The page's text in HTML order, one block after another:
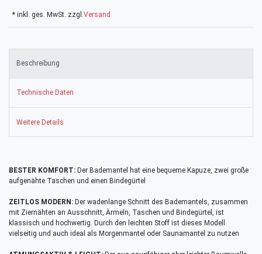
* inkl. ges. MwSt. zzgl. Versand
Beschreibung
Technische Daten
Weitere Details
BESTER KOMFORT: Der Bademantel hat eine bequeme Kapuze, zwei große
aufgenähte Taschen und einen Bindegürtel
ZEITLOS MODERN: Der wadenlange Schnitt des Bademantels, zusammen
mit Ziernähten an Ausschnitt, Ärmeln, Taschen und Bindegürtel, ist
klassisch und hochwertig. Durch den leichten Stoff ist dieses Modell
vielseitig und auch ideal als Morgenmantel oder Saunamantel zu nutzen